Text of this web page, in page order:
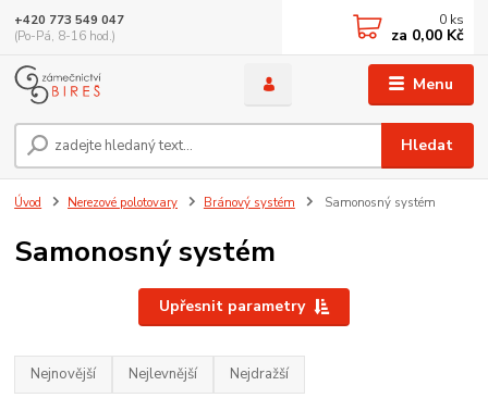
Menu
Hledat
+420 773 549 047
(Po-Pá, 8-16 hod.)
0 ks
za 0,00 Kč
Úvod Nerezové polotovary Bránový systém Samonosný systém
Samonosný systém
Upřesnit parametry
Nejnovější Nejlevnější Nejdražší